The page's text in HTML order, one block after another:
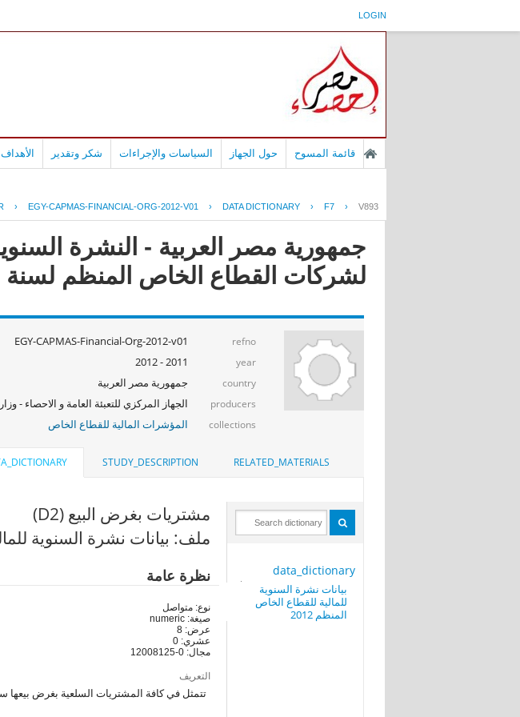
LOGIN
قائمة المسوح حول الجهاز السياسات والإجراءات شكر وتقدير
› EGY-CAPMAS-FINANCIAL-ORG-2012-V01 › DATA DICTIONARY › F7 › V893
جمهورية مصر العربية - النشرة
لشركات القطاع الخاص المنظم لسنة 2012
refno
EGY-CAPMAS-Financial-Org-2012-v01
year
2011 - 2012
country جمهورية مصر العربية
producers الجهاز المركزي للتعبئة العامة و الاحصاء -
collections المؤشرات المالية للقطاع الخاص
RELATED_MATERIALS
STUDY_DESCRIPTION
data_dictionary
بيانات نشرة السنوية
للمالية للقطاع الخاص
المنظم 2012
مشتريات بغرض البيع (D2)
ملف: بيانات نشرة السنوية
نظرة عامة
نوع: متواصل
صيغة: numeric
عرض: 8
عشري: 0
مجال: 0-12008125
التعريف
تتمثل في كافة المشتريات السلعية بغرض بيعها